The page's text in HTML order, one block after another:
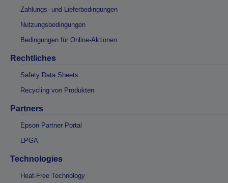
Zahlungs- und Lieferbedingungen
Nutzungsbedingungen
Bedingungen für Online-Aktionen
Rechtliches
Safety Data Sheets
Recycling von Produkten
Partners
Epson Partner Portal
LPGA
Technologies
Heat-Free Technology